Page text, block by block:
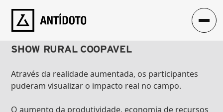
REALIDADE AUMENTADA
BAYER
SHOW RURAL COOPAVEL
Através da realidade aumentada, os participantes
puderam visualizar o impacto real no campo.
O aumento da produtividade, economia de recursos